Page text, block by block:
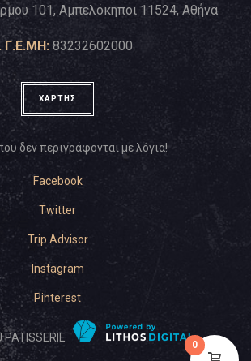
0
101, Αμπελόκηποι 11524, Αθήνα
Γ.Ε.ΜΗ: 83232602000
ΧΑΡΤΗΣ
δεν περιγράφονται με λόγια!
Facebook
Twitter
Trip Advisor
Instagram
Pinterest